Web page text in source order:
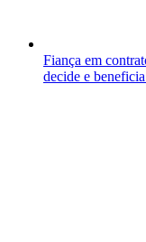
Fiança em
decide e